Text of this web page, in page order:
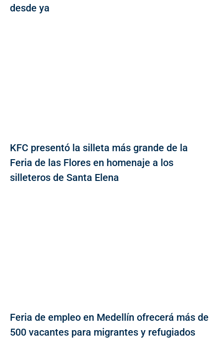
desde ya
KFC presentó la silleta más grande de la
Feria de las Flores en homenaje a los
silleteros de Santa Elena
Feria de empleo en Medellín ofrecerá más de
500 vacantes para migrantes y refugiados